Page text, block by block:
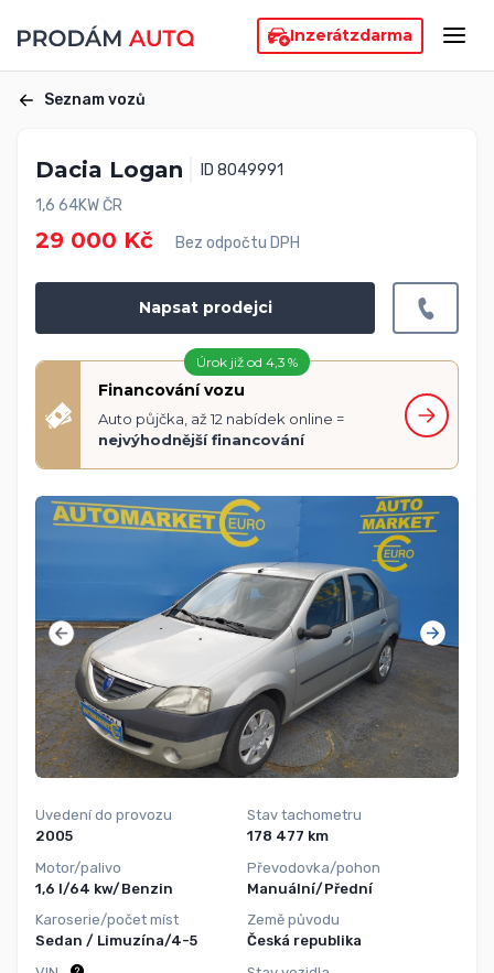
Inzerátzdarma
Seznam vozů
Dacia Logan
ID 8049991
1,6 64KW ČR
29 000 Kč Bez odpočtu DPH
Napsat prodejci
Úrok již od 4,3 %
Financování vozu
Auto půjčka, až 12 nabídek online =
nejvýhodnější financování
Uvedení do provozu
2005
Motor/palivo
1,6 l/64 kw/Benzin
Karoserie/počet míst
Sedan / Limuzína/4-5
Stav tachometru
178 477 km
Převodovka/pohon
Manuální/Přední
Země původu
Česká republika